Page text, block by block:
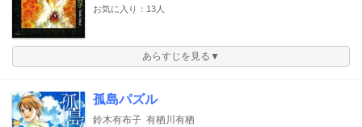
お気に入り：13人
あらすじを見る▼
孤島パズル
鈴木有布子 有栖川有栖